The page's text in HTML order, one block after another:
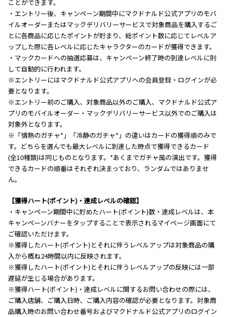
ことができます。
・エントリー後、キャンペーン期間中にマクドナルド公式アプリのモバ
イルオーダーまたはマックデリバリーサービスで対象商品を購入するご
とに各商品に応じたポイントが貯まり、総ポイント数に応じてレベルア
ップした際に各レベルに応じたキャラクターのカードが獲得できます。
・マックカードへの抽選応募は、キャンペーン終了時の到達レベルに則
して自動的に行われます。
※エントリーにはマクドナルド公式アプリへの会員登録・ログインが必
要となります。
※エントリー前のご購入、対象商品以外のご購入、マクドナルド公式ア
プリのモバイルオーダー・マックデリバリーサービス以外でのご購入は
対象外となります。
※「情熱のガチャ*」「冷静のガチャ*」の違いはカードの獲得順のみで
す。どちらを選んでも最大レベルに到達した時点で獲得できるカード
(全10種類)は同じものとなります。*あくまでガチャ風の演出です。獲得
できるカードの順番はそれぞれ決まっており、ランダムではありませ
ん。
【獲得ハート(ポイント)・達成レベルの確認】
・キャンペーン期間中に貯めたハート(ポイント)数・達成レベルは、本
キャンペーンバナーをタップすることで表示されるマイページ画面にて
ご確認いただけます。
※獲得したハート(ポイント)とそれに伴うレベルアップは対象商品の購
入から概ね24時間以内に反映されます。
※獲得したハート(ポイント)とそれに伴うレベルアップの反映には一部
遅延が生じる場合があります。
※獲得ハート(ポイント)・達成レベルに関するお問い合わせの際には、
ご購入店舗、ご購入日時、ご購入内容の確認が必要となります。対象商
品購入時のお問い合わせ番号およびマクドナルド公式アプリのログイン